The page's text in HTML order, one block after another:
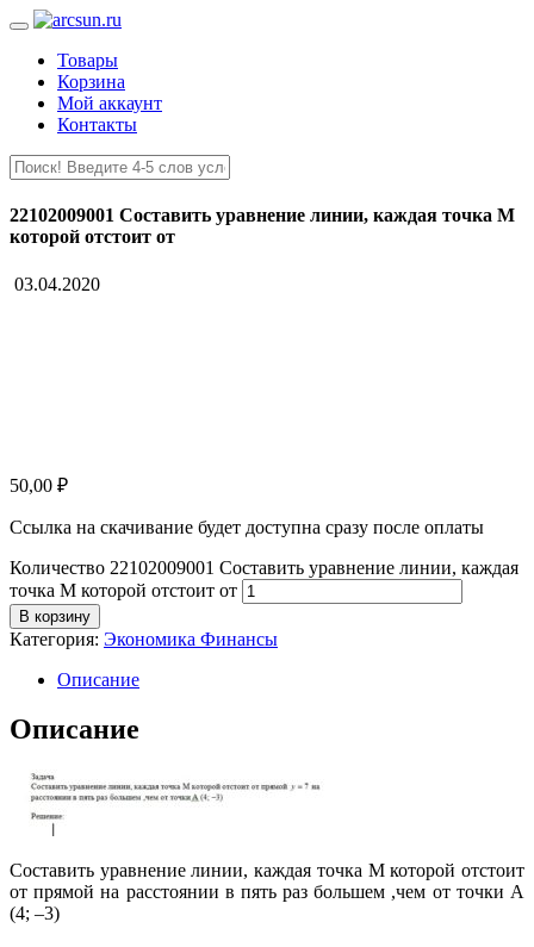
Товары
Корзина
Мой аккаунт
Контакты
22102009001 Составить уравнение линии, каждая точка М
которой отстоит от
03.04.2020
50,00 ₽
Ссылка на скачивание будет доступна сразу после оплаты
Количество 22102009001 Составить уравнение линии, каждая
точка М которой отстоит от
В корзину
Категория: Экономика Финансы
Описание
Описание
Составить уравнение линии, каждая точка М которой отстоит
от прямой на расстоянии в пять раз большем ,чем от точки А
(4; –3)